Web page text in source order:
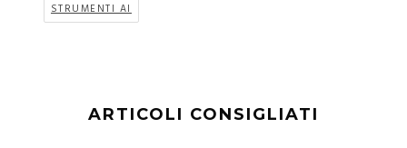
STRUMENTI AI
ARTICOLI CONSIGLIATI